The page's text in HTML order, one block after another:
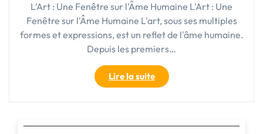
L'Art : Une Fenêtre sur l'Âme Humaine L'Art : Une
Fenêtre sur l'Âme Humaine L'art, sous ses multiples
formes et expressions, est un reflet de l'âme humaine.
Depuis les premiers…
Lire la suite"Exploration
de
l’Art
Une